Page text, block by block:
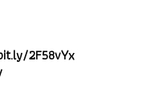
2F58vYx